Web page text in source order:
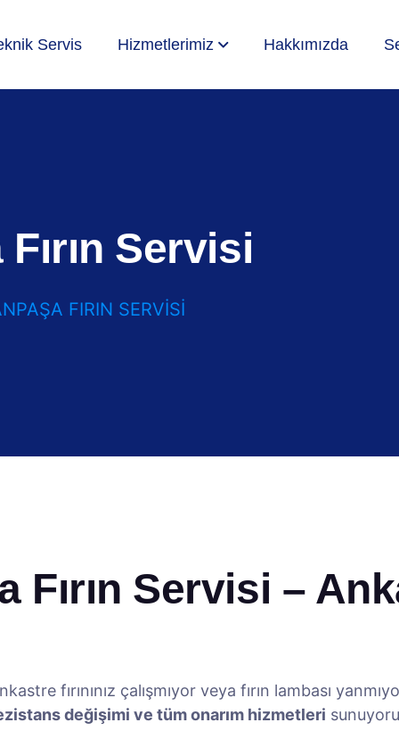
Servis Hizmetlerimiz Hakkımızda
Servisi
FIRIN SERVISI
Fırın Servisi –
fırınınız çalışmıyor veya fırın lambası
değişimi ve tüm onarım hizmetleri